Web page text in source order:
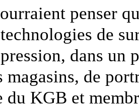
penser
de
dans un
magasins, de
du KGB et